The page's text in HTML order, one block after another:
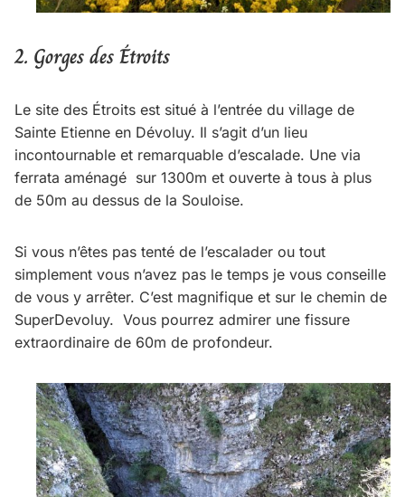
2. Gorges des Étroits
Le site des Étroits est situé à l’entrée du village de
Sainte Etienne en Dévoluy. Il s’agit d’un lieu
incontournable et remarquable d’escalade. Une via
ferrata aménagé sur 1300m et ouverte à tous à plus
de 50m au dessus de la Souloise.
Si vous n’êtes pas tenté de l’escalader ou tout
simplement vous n’avez pas le temps je vous conseille
de vous y arrêter. C’est magnifique et sur le chemin de
SuperDevoluy. Vous pourrez admirer une fissure
extraordinaire de 60m de profondeur.